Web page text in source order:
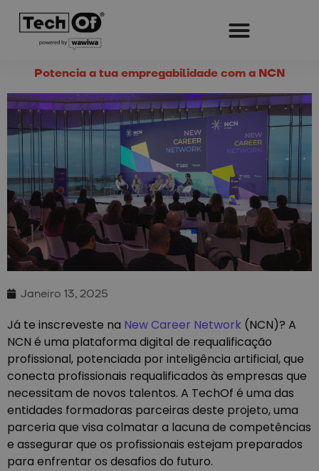
Potencia a tua empregabilidade com a NCN
Janeiro 13, 2025
Já te inscreveste na New Career Network (NCN)? A
NCN é uma plataforma digital de requalificação
profissional, potenciada por inteligência artificial, que
conecta profissionais requalificados às empresas que
necessitam de novos talentos. A TechOf é uma das
entidades formadoras parceiras deste projeto, uma
parceria que visa colmatar a lacuna de competências
e assegurar que os profissionais estejam preparados
para enfrentar os desafios do futuro.